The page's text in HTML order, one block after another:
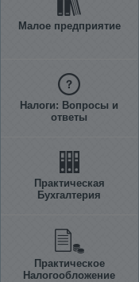
Малое предприятие
Налоги: Вопросы и
ответы
Практическая
Бухгалтерия
Практическое
Налогообложение